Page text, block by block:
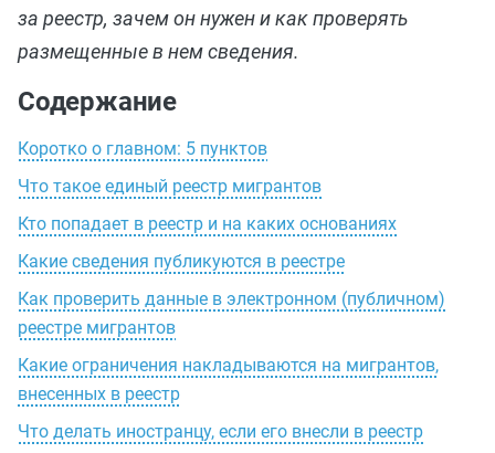
за реестр, зачем он нужен и как проверять
размещенные в нем сведения.
Содержание
Коротко о главном: 5 пунктов
Что такое единый реестр мигрантов
Кто попадает в реестр и на каких основаниях
Какие сведения публикуются в реестре
Как проверить данные в электронном (публичном)
реестре мигрантов
Какие ограничения накладываются на мигрантов,
внесенных в реестр
Что делать иностранцу, если его внесли в реестр